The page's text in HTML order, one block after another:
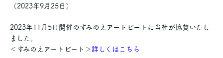
（2023年9月25日）
2023年11月5日開催のすみのえアートビートに当社が協賛いたし
ました。
＜すみのえアートビート＞ 詳しくはこちら